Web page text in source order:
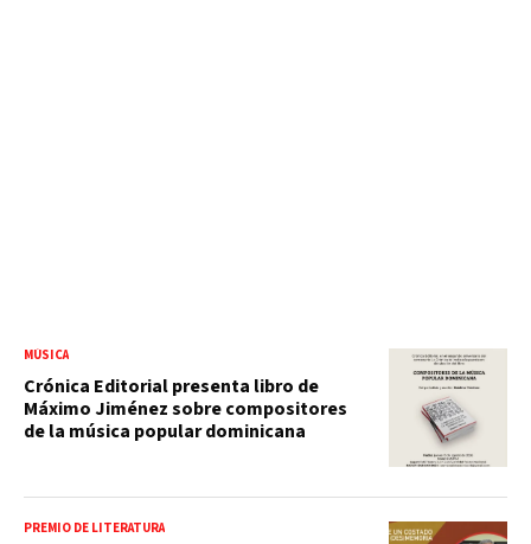
MÚSICA
Crónica Editorial presenta libro de
Máximo Jiménez sobre compositores
de la música popular dominicana
PREMIO DE LITERATURA